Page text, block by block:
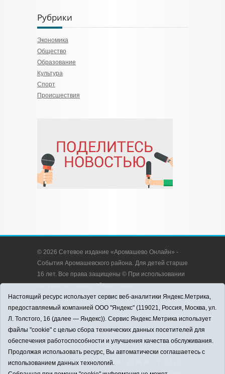
Рубрики
Экономика
Общество
Образование
Культура
Спорт
Происшествия
© 2026 Сетевое издание «Аромашево Онлайн» -
События Аромашевского района. Для детей старше
16 лет. Все права защищены © При использовании
материалов ссылка обязательна.
Адрес редакции: 627350, Россия, Тюменская
область, Аромашевский район, с. Аромашево, ул.
Кирова, д. 13.
Адрес электронной почты редакции:
strudu72@obl72.ru
Телефон редакции: 8 (34545) 2-30-58
Регистрационный номер СМИ ЭЛ № ФС 77 - 65176
Настоящий ресурс использует сервис веб-аналитики Яндекс.Метрика,
предоставляемый компанией ООО "Яндекс" (119021, Россия, Москва, ул.
Л. Толстого, 16 (далее — Яндекс)). Сервис Яндекс.Метрика использует
файлы "cookie" с целью сбора технических данных посетителей для
обеспечения работоспособности и улучшения качества обслуживания.
Продолжая использовать ресурс, Вы автоматически соглашаетесь с
использованием данных технологий.